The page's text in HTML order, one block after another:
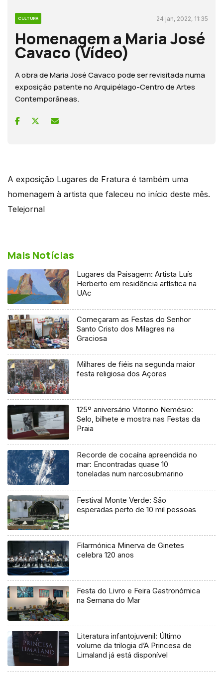
CULTURA 24 jan, 2022, 11:35
Homenagem a Maria José
Cavaco (Vídeo)
A obra de Maria José Cavaco pode ser revisitada numa
exposição patente no Arquipélago-Centro de Artes
Contemporâneas.
A exposição Lugares de Fratura é também uma
homenagem à artista que faleceu no início deste mês.
Telejornal
Mais Notícias
Lugares da Paisagem: Artista Luís
Herberto em residência artística na
UAc
Começaram as Festas do Senhor
Santo Cristo dos Milagres na
Graciosa
Milhares de fiéis na segunda maior
festa religiosa dos Açores
125º aniversário Vitorino Nemésio:
Selo, bilhete e mostra nas Festas da
Praia
Recorde de cocaína apreendida no
mar: Encontradas quase 10
toneladas num narcosubmarino
Festival Monte Verde: São
esperadas perto de 10 mil pessoas
Filarmónica Minerva de Ginetes
celebra 120 anos
Festa do Livro e Feira Gastronómica
na Semana do Mar
Literatura infantojuvenil: Último
volume da trilogia d’A Princesa de
Limaland já está disponível